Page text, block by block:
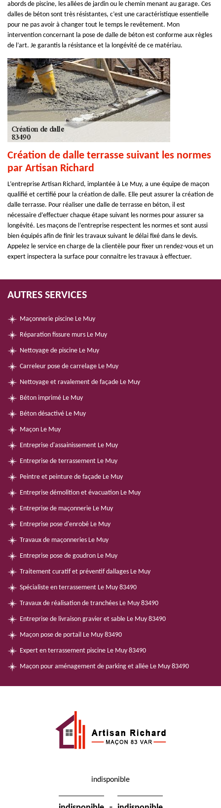
abords de piscine, les allées de jardin ou le chemin menant au garage. Ces
dalles de béton sont très résistantes, c’est une caractéristique essentielle
pour ne pas avoir à changer tout le temps le revêtement. Mon
intervention concernant la pose de dalle de béton est conforme aux règles
de l’art. Je garantis la résistance et la longévité de ce matériau.
Création de dalle terrasse suivant les normes
par Artisan Richard
L’entreprise Artisan Richard, implantée à Le Muy, a une équipe de maçon
qualifié et certifié pour la création de dalle. Elle peut assurer la création de
dalle terrasse. Pour réaliser une dalle de terrasse en béton, il est
nécessaire d’effectuer chaque étape suivant les normes pour assurer sa
longévité. Les maçons de l’entreprise respectent les normes et sont aussi
bien équipés afin de finir les travaux suivant le délai fixé dans le devis.
Appelez le service en charge de la clientèle pour fixer un rendez-vous et un
expert inspectera la surface pour connaitre les travaux à effectuer.
AUTRES SERVICES
Maçonnerie piscine Le Muy
Réparation fissure murs Le Muy
Nettoyage de piscine Le Muy
Carreleur pose de carrelage Le Muy
Nettoyage et ravalement de façade Le Muy
Béton imprimé Le Muy
Béton désactivé Le Muy
Maçon Le Muy
Entreprise d'assainissement Le Muy
Entreprise de terrassement Le Muy
Peintre et peinture de façade Le Muy
Entreprise démolition et évacuation Le Muy
Entreprise de maçonnerie Le Muy
Entreprise pose d'enrobé Le Muy
Travaux de maçonneries Le Muy
Entreprise pose de goudron Le Muy
Traitement curatif et préventif dallages Le Muy
Spécialiste en terrassement Le Muy 83490
Travaux de réalisation de tranchées Le Muy 83490
Entreprise de livraison gravier et sable Le Muy 83490
Maçon pose de portail Le Muy 83490
Expert en terrassement piscine Le Muy 83490
Maçon pour aménagement de parking et allée Le Muy 83490
indisponible